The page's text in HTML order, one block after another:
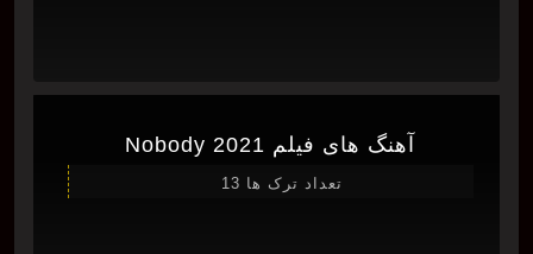
آهنگ های فیلم Nobody 2021
تعداد ترک ها 13